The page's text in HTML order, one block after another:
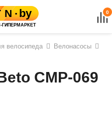
0
велосипеда
Велонасосы
CMP-069